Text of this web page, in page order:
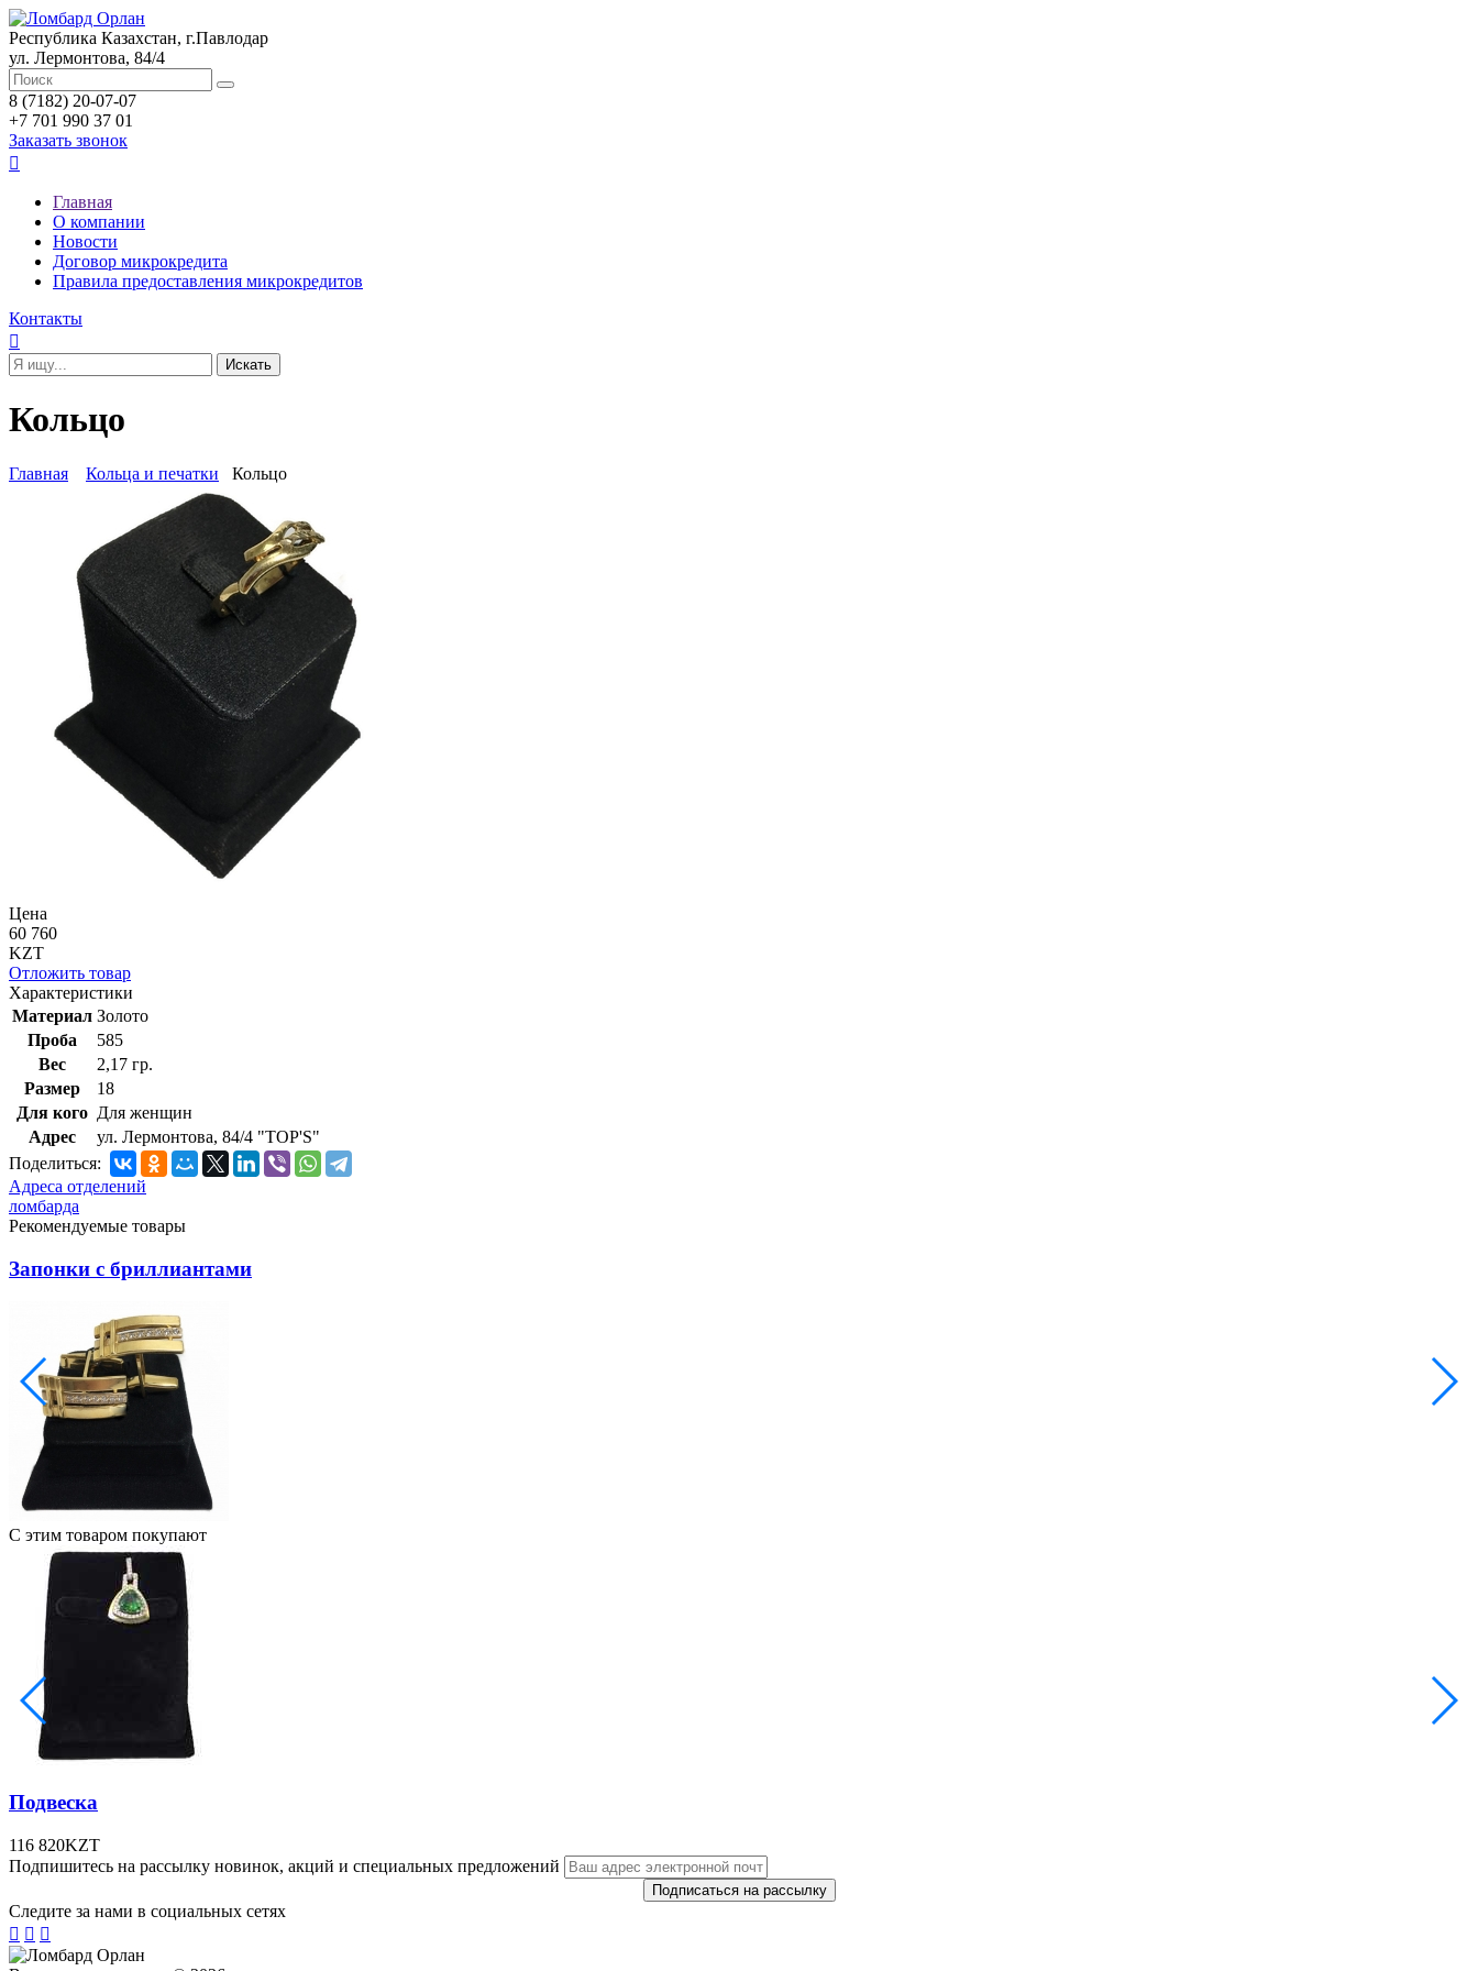
Республика Казахстан, г.Павлодар
ул. Лермонтова, 84/4
8 (7182) 20-07-07
+7 701 990 37 01
Заказать звонок

Главная
О компании
Новости
Договор микрокредита
Правила предоставления микрокредитов
Контакты

Кольцо
Главная Кольца и печатки Кольцо
Цена
60 760
KZT
Отложить товар
Характеристики
Материал Золото
Проба
585
Вес
2,17 гр.
Размер
18
Для кого Для женщин
Адрес
ул. Лермонтова, 84/4 "TOP'S"
Поделиться:
Адреса отделений
ломбарда
Рекомендуемые товары
Запонки с бриллиантами
С этим товаром покупают
Подвеска
116 820KZT
Подпишитесь на рассылку новинок, акций и специальных предложений
Следите за нами в социальных сетях
  